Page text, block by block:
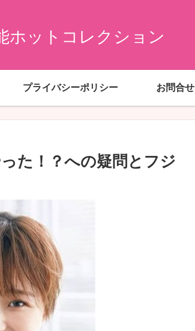
ホットコレクション
プライバシーポリシー お問合せ
た！？への疑問とフジ